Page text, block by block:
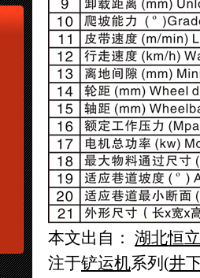
本文出自： 湖北恒
注于铲运机系列(井